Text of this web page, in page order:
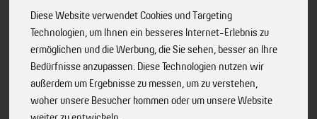
Diese Website verwendet Cookies und Targeting
Technologien, um Ihnen ein besseres Internet-Erlebnis zu
ermöglichen und die Werbung, die Sie sehen, besser an Ihre
Bedürfnisse anzupassen. Diese Technologien nutzen wir
außerdem um Ergebnisse zu messen, um zu verstehen,
woher unsere Besucher kommen oder um unsere Website
Produkt "Dinkel Fusilli hell" nicht
verfügbar.
Bitte entschuldigen Sie, diese Seite